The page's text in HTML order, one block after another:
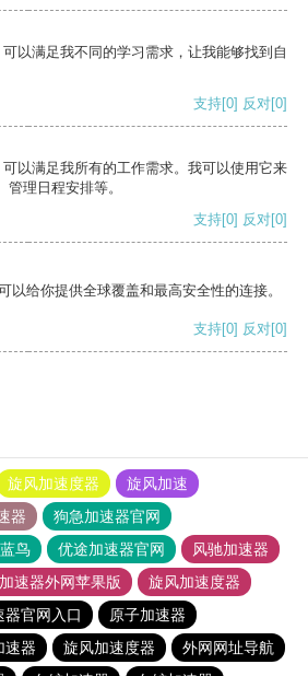
以满足我不同的学习需求，让我能够找到自
支持[0] 反对[0]
以满足我所有的工作需求。我可以使用它来
理日程安排等。
支持[0] 反对[0]
以给你提供全球覆盖和最高安全性的连接。
支持[0] 反对[0]
旋风加速度器
旋风加速
器
狗急加速器官网
鸟 优途加速器官网
风驰加速器
速器外网苹果版
旋风加速度器
器官网入口
原子加速器
速器 旋风加速度器
外网网址导航